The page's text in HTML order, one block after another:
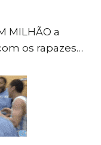
MILHÃO a
os rapazes…